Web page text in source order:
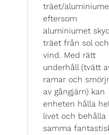
träet/
eftersom
aluminiumet
träet från sol och
vind. Med rätt
underhåll (tvätt
ramar och
av gångjärn) kan
enheten hålla
livet och behålla
samma